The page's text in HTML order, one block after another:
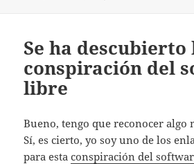
Se ha descubierto
conspiración del
libre
Bueno, tengo que reconocer algo
Sí, es cierto, yo soy uno de los
para estaconspiración del